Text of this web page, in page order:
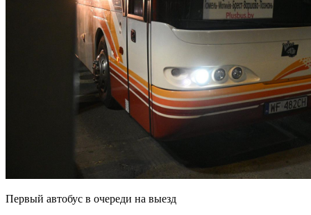
Первый автобус в очереди на выезд